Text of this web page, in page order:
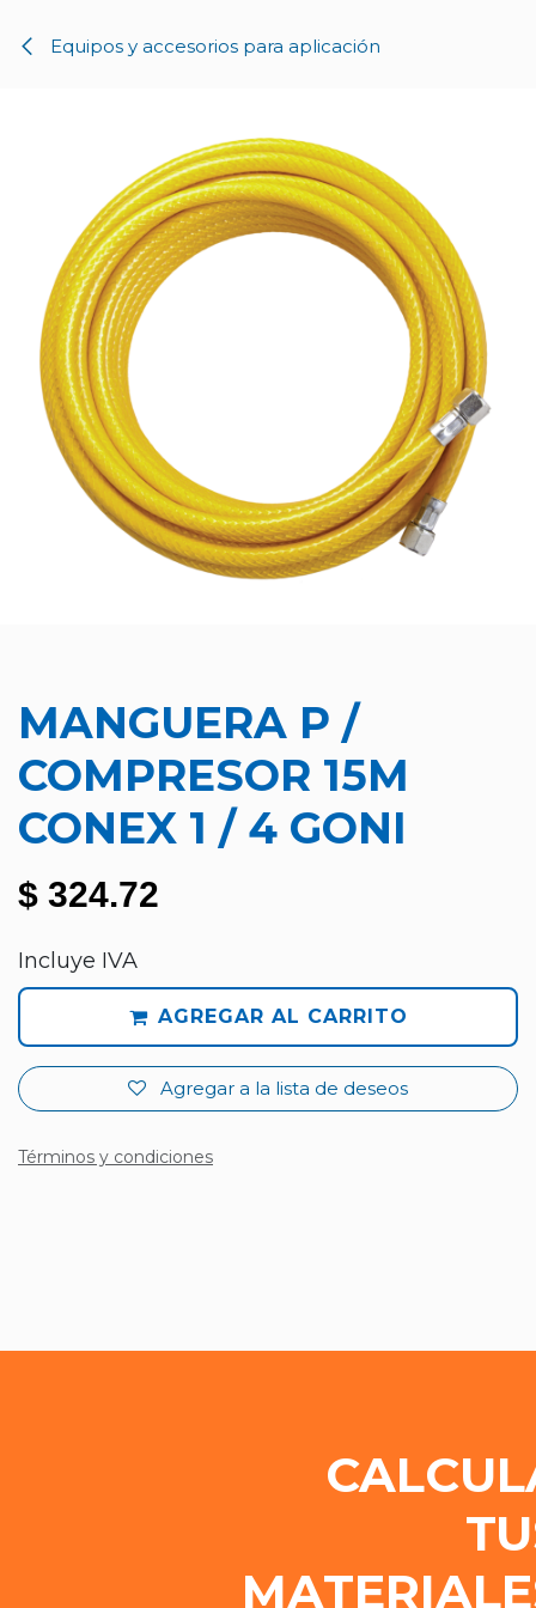
Equipos y accesorios para aplicación
MANGUERA P /
COMPRESOR 15M
CONEX 1 / 4 GONI
$ 324.72
Incluye IVA
AGREGAR AL CARRITO
Agregar a la lista de deseos
Términos y condiciones